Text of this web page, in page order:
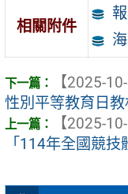
相關附件
【2025-10-
性別平等教育日
【2025-10-
「114年全國競技